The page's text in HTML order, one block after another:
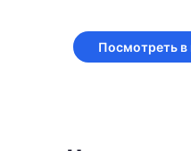
Посмотреть в